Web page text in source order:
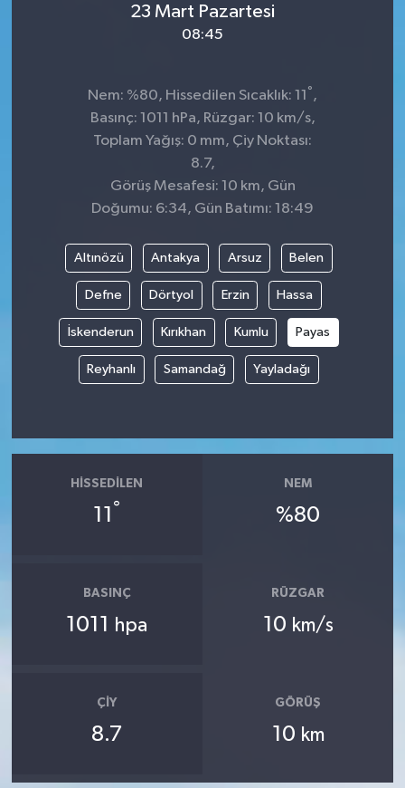
23 Mart Pazartesi
08:45
Nem: %80, Hissedilen Sıcaklık: 11 ° ,
Basınç: 1011 hPa, Rüzgar: 10 km/s,
Toplam Yağış: 0 mm, Çiy Noktası:
8.7,
Görüş Mesafesi: 10 km, Gün
Doğumu: 6:34, Gün Batımı: 18:49
Altınözü Antakya Arsuz Belen
Defne Dörtyol Erzin Hassa
İskenderun Kırıkhan Kumlu Payas
Reyhanlı Samandağ Yayladağı
HISSEDILEN
11 °
NEM
%80
BASINÇ
1011 hpa
RÜZGAR
10 km/s
ÇIY
8.7
GÖRÜŞ
10 km